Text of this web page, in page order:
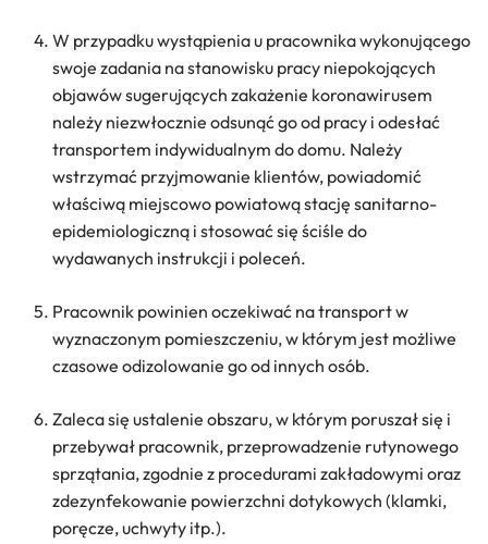
W przypadku wystąpienia u pracownika wykonującego
swoje zadania na stanowisku pracy niepokojących
objawów sugerujących zakażenie koronawirusem
należy niezwłocznie odsunąć go od pracy i odesłać
transportem indywidualnym do domu. Należy
wstrzymać przyjmowanie klientów, powiadomić
właściwą miejscowo powiatową stację sanitarno-
epidemiologiczną i stosować się ściśle do
wydawanych instrukcji i poleceń.
Pracownik powinien oczekiwać na transport w
wyznaczonym pomieszczeniu, w którym jest możliwe
czasowe odizolowanie go od innych osób.
Zaleca się ustalenie obszaru, w którym poruszał się i
przebywał pracownik, przeprowadzenie rutynowego
sprzątania, zgodnie z procedurami zakładowymi oraz
zdezynfekowanie powierzchni dotykowych (klamki,
poręcze, uchwyty itp.).